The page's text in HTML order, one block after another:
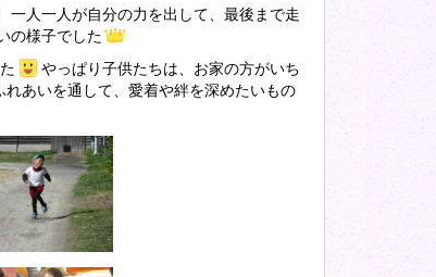
一人一人が自分の力を出して、最後まで走
の様子でした
やっぱり子供たちは、お家の方がいち
あいを通して、愛着や絆を深めたいもの